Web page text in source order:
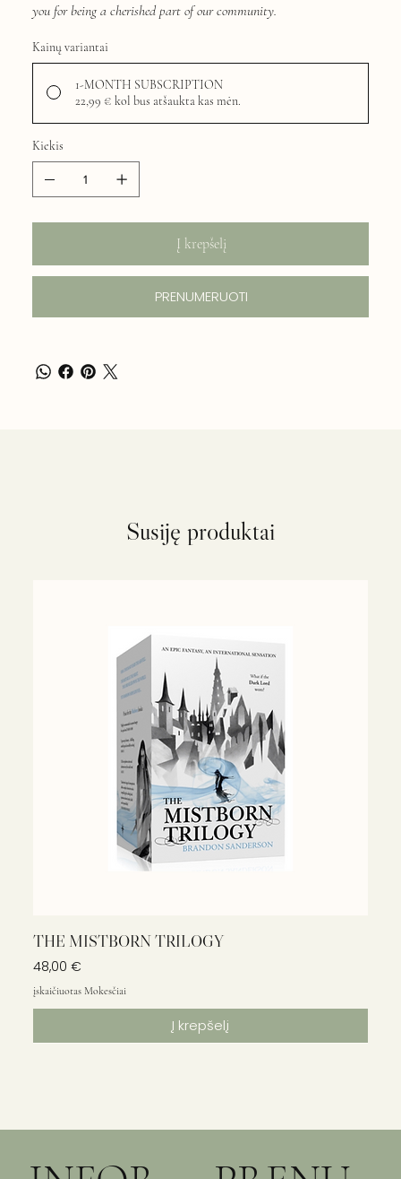
you for being a cherished part of our community.
Kainų variantai
1-MONTH SUBSCRIPTION
22,99 € kol bus atšaukta kas mėn.
Kiekis
Į krepšelį
PRENUMERUOTI
Susiję produktai
THE MISTBORN TRILOGY
Kaina
48,00 €
įskaičiuotas Mokesčiai
Į krepšelį